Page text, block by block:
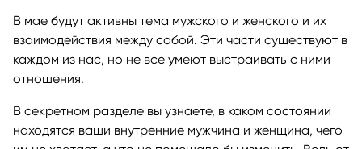
В мае будут активны тема мужского и женского и их
взаимодействия между собой. Эти части существуют в
каждом из нас, но не все умеют выстраивать с ними
отношения.
В секретном разделе вы узнаете, в каком состоянии
находятся ваши внутренние мужчина и женщина, чего